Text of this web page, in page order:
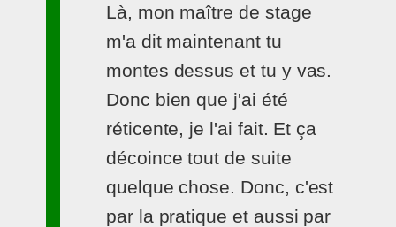
Là, mon maître de stage
m'a dit maintenant tu
montes dessus et tu y vas.
Donc bien que j'ai été
réticente, je l'ai fait. Et ça
décoince tout de suite
quelque chose. Donc, c'est
par la pratique et aussi par